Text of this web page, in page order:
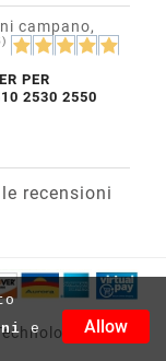
e
Allow
campano,
PER
2530 2550
recensioni